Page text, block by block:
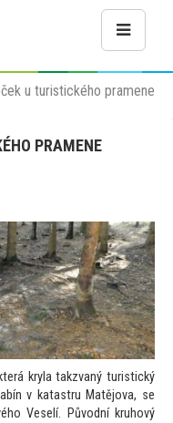
u turistického pramene
PRAMENE
kryla takzvaný turistický
v katastru Matějova, se
Veselí. Původní kruhový